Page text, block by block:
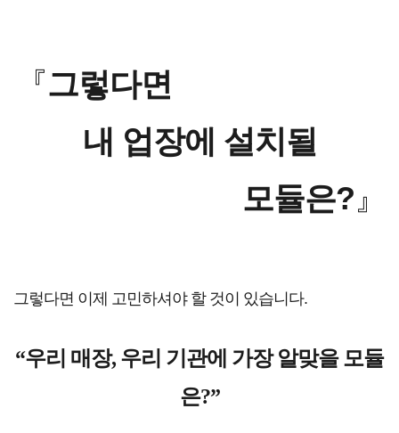
『그렇다면
내 업장에 설치될
모듈은? 』
그렇다면 이제 고민하셔야 할 것이 있습니다.
“우리 매장, 우리 기관에 가장 알맞을 모듈
은?”